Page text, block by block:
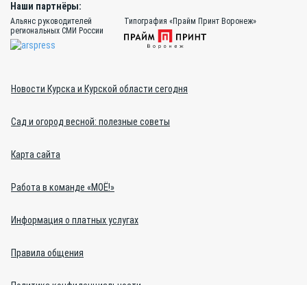
Наши партнёры:
Альянс руководителей
региональных СМИ России
Типография «Прайм Принт Воронеж»
Новости Курска и Курской области сегодня
Сад и огород весной: полезные советы
Карта сайта
Работа в команде «МОЁ!»
Информация о платных услугах
Правила общения